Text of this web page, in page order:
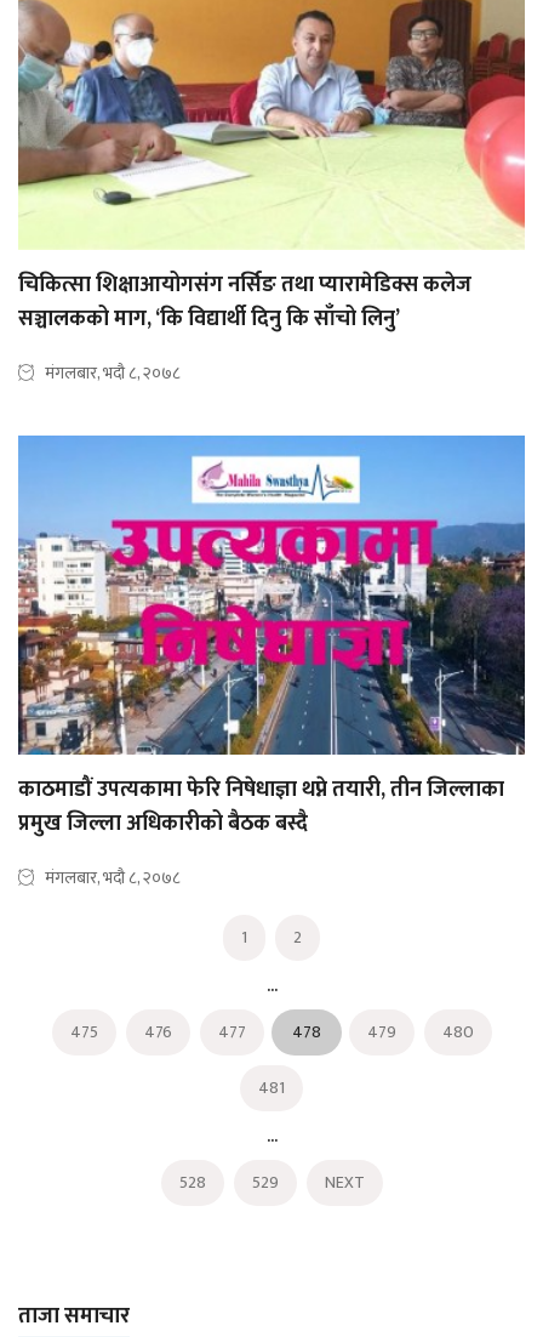
चिकित्सा शिक्षाआयोगसंग नर्सिङ तथा प्यारामेडिक्स कलेज
सञ्चालकको माग, ‘कि विद्यार्थी दिनु कि साँचो लिनु’
मंगलबार, भदौ ८, २०७८
काठमाडौं उपत्यकामा फेरि निषेधाज्ञा थप्ने तयारी, तीन जिल्लाका
प्रमुख जिल्ला अधिकारीको बैठक बस्दै
मंगलबार, भदौ ८, २०७८
1 2
...
475 476 477 478 479
480
481
...
528 529 NEXT
ताजा समाचार